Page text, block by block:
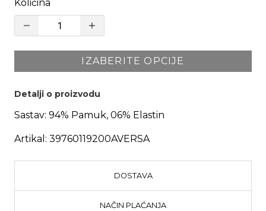
Količina
IZABERITE OPCIJE
Detalji o proizvodu
Sastav: 94% Pamuk, 06% Elastin
Artikal: 39760119200AVERSA
DOSTAVA
NAČIN PLAĆANJA